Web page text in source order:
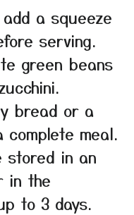
a squeeze
serving.
green beans
bread or a
meal.
stored in an
in the
to 3 days.